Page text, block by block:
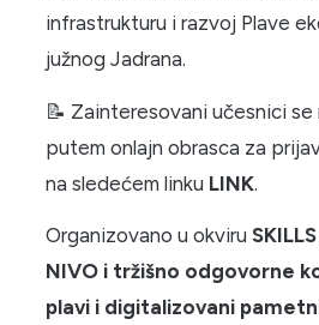
infrastrukturu i razvoj Plave
južnog Jadrana.
📝 Zainteresovani učesnici
putem onlajn obrasca za
na sledećem linku LINK.
Organizovano u okviru
NIVO i tržišno odgovorne
plavi i digitalizovani